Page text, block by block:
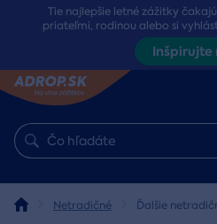
Tie najlepšie letné zážitky
priateľmi, rodinou alebo si
Inšpirujte
Netradičné Ďalšie